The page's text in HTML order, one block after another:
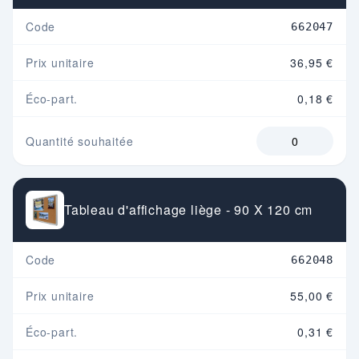
Code 662047
Prix unitaire 36,95 €
Éco-part. 0,18 €
Quantité souhaitée
Tableau d'affichage liège - 90 X 120 cm
Code 662048
Prix unitaire 55,00 €
Éco-part. 0,31 €